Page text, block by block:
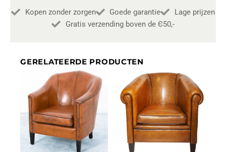
Kopen zonder zorgen Goede garantie
Lage prijzen
Gratis verzending boven de Є50,-
GERELATEERDE PRODUCTEN